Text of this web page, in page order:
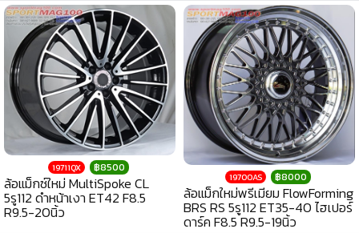
19711QX ฿8500
ล้อแม็กซ์ใหม่ MultiSpoke CL
5รู112 ดำหน้าเงา ET42 F8.5
R9.5-20นิ้ว
19700AS ฿8000
ล้อแม็กใหม่พรีเมียม FlowForming
BRS RS 5รู112 ET35-40 ไฮเปอร์
ดาร์ค F8.5 R9.5-19นิ้ว